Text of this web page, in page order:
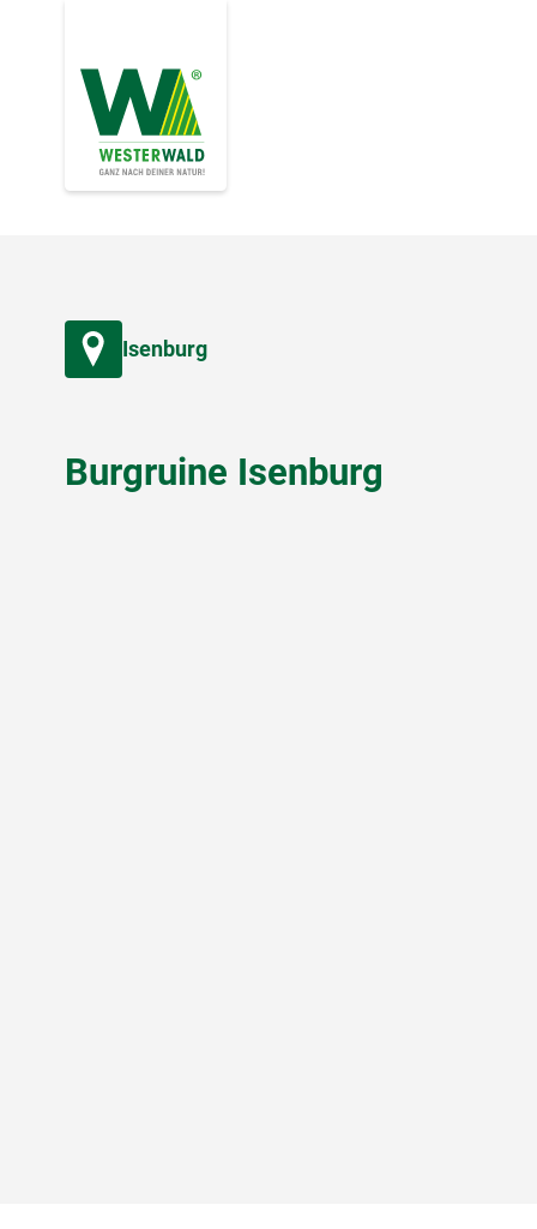
Isenburg
Burgruine Isenburg